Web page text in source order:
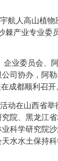
航人高山植物
棘产业专业委
企业委员会、
司协办，阿勒
成都顺利召开
动在山西省举
院、黑龙江
科学研究院
水水土保持